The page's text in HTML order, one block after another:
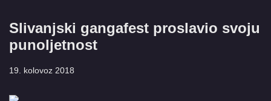
Slivanjski gangafest proslavio svoju
punoljetnost
19. kolovoz 2018